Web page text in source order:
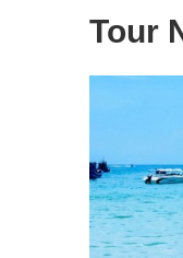
Tour